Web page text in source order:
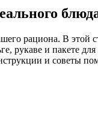
рациона. В этой
рукаве и пакете
и советы